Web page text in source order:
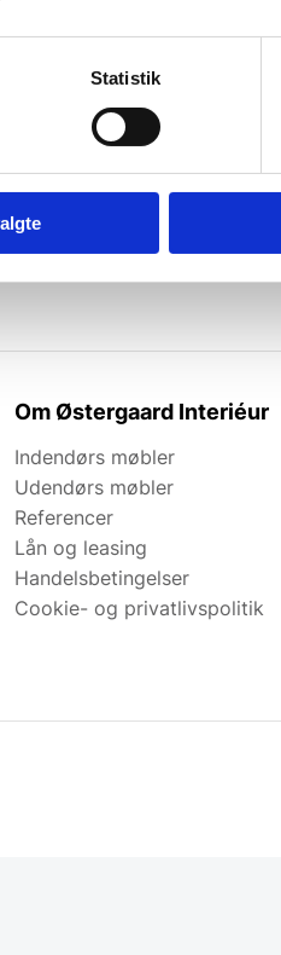
Statistik
Om Østergaard Interiéur
Indendørs møbler
Udendørs møbler
Referencer
Lån og leasing
Handelsbetingelser
Cookie- og privatlivspolitik